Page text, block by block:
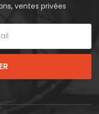
ventes privées